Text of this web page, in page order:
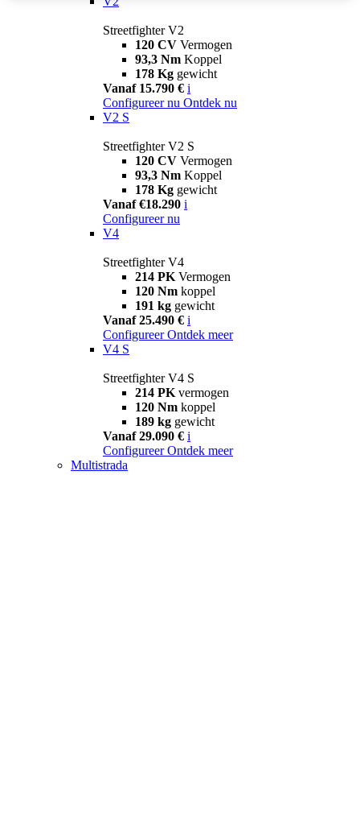
Streetfighter V2
120 CV Vermogen
93,3 Nm Koppel
178 Kg gewicht
Vanaf 15.790 € i
Configureer nu Ontdek nu
V2 S
Streetfighter V2 S
120 CV Vermogen
93,3 Nm Koppel
178 Kg gewicht
Vanaf €18.290 i
Configureer nu
V4
Streetfighter V4
214 PK Vermogen
120 Nm koppel
191 kg gewicht
Vanaf 25.490 € i
Configureer Ontdek meer
V4 S
Streetfighter V4 S
214 PK vermogen
120 Nm koppel
189 kg gewicht
Vanaf 29.090 € i
Configureer Ontdek meer
Multistrada